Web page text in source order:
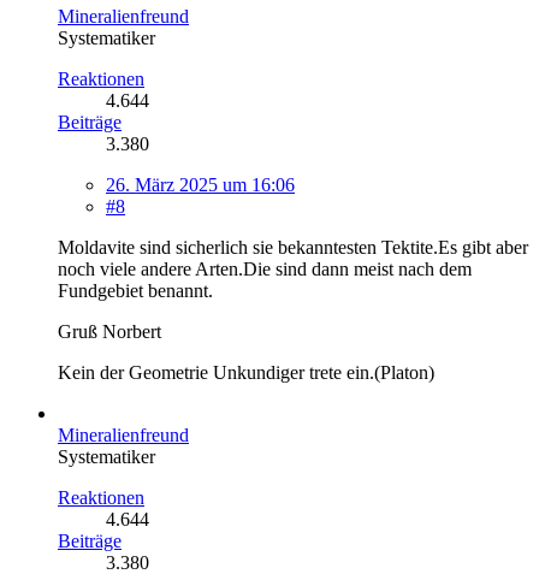
Mineralienfreund
Systematiker
Reaktionen
4.644
Beiträge
3.380
26. März 2025 um 16:06
#8
Moldavite sind sicherlich sie bekanntesten Tektite.Es gibt aber
noch viele andere Arten.Die sind dann meist nach dem
Fundgebiet benannt.
Gruß Norbert
Kein der Geometrie Unkundiger trete ein.(Platon)
Mineralienfreund
Systematiker
Reaktionen
4.644
Beiträge
3.380